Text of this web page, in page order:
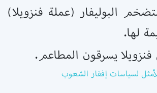
البوليفار (عملة فنزويلا)
لها.
يسرقون المطاعم.
لسياسات إفقار الشعوب